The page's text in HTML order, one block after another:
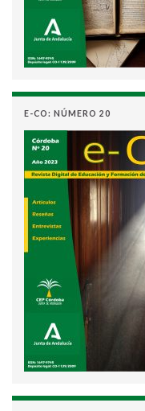
E-CO: NÚMERO 20